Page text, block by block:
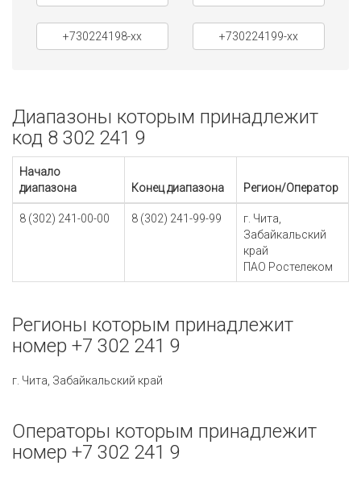
+730224198-xx +730224199-xx
Диапазоны которым принадлежит
код 8 302 241 9
Начало
диапазона
Конец диапазона Регион/Оператор
8 (302) 241-00-00 8 (302) 241-99-99
г. Чита,
Забайкальский
край
ПАО Ростелеком
Регионы которым принадлежит
номер +7 302 241 9
г. Чита, Забайкальский край
Операторы которым принадлежит
номер +7 302 241 9